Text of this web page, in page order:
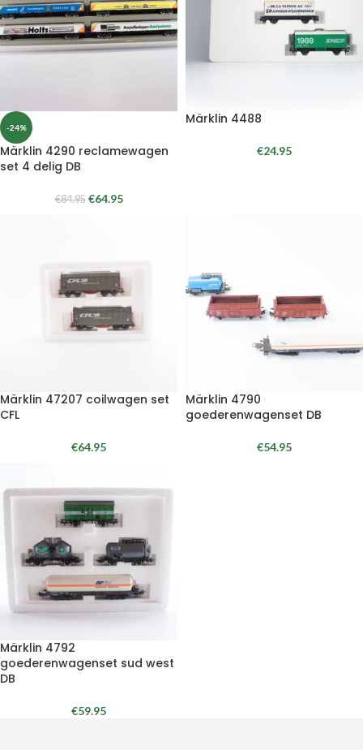
-24%
Märklin 4290 reclamewagen
set 4 delig DB
€84.95 €64.95
Märklin 4488
€24.95
Märklin 47207 coilwagen set
CFL
€64.95
Märklin 4790
goederenwagenset DB
€54.95
Märklin 4792
goederenwagenset sud west
DB
€59.95